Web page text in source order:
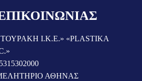
Ι.Κ.Ε.» «PLASTIKA
ΑΘΗΝΑΣ